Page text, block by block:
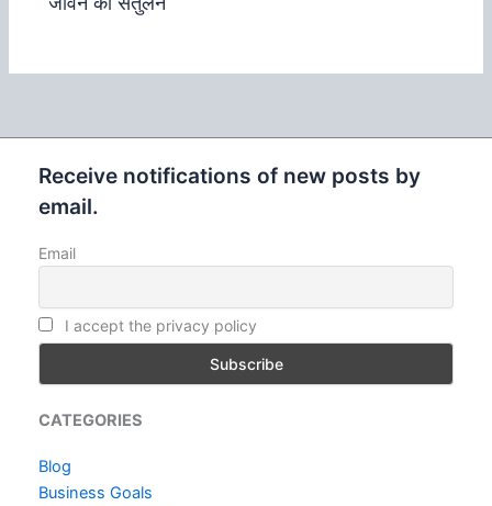
Receive notifications of new posts by
email.
Email
I accept the privacy policy
CATEGORIES
Blog
Business Goals